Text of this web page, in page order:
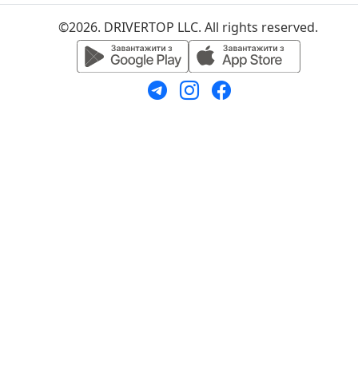
©2026. DRIVERTOP LLC. All rights reserved.